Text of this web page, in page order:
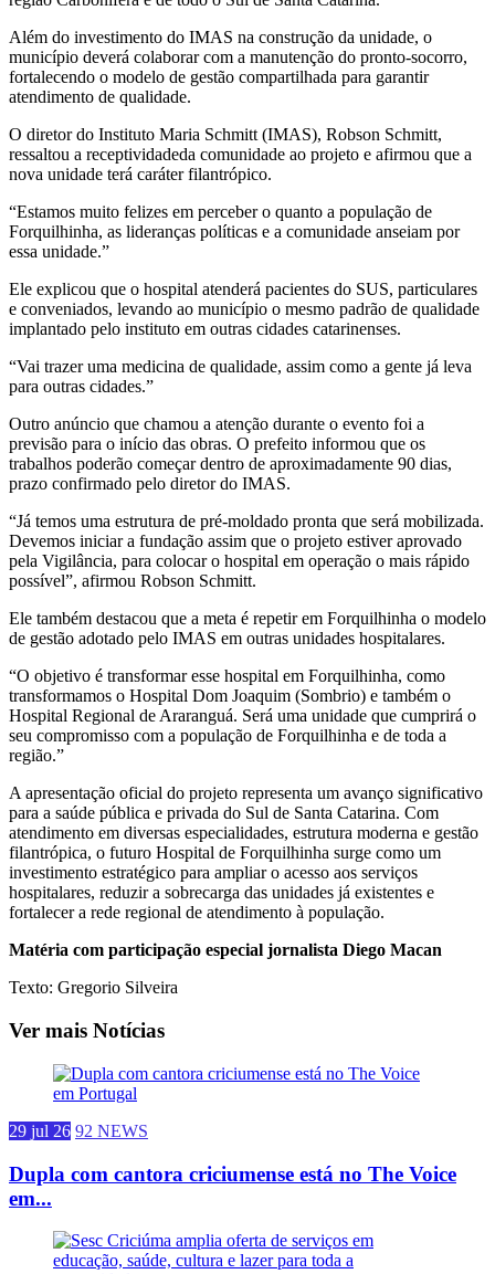
Além do investimento do IMAS na construção da unidade, o
município deverá colaborar com a manutenção do pronto-socorro,
fortalecendo o modelo de gestão compartilhada para garantir
atendimento de qualidade.
O diretor do Instituto Maria Schmitt (IMAS), Robson Schmitt,
ressaltou a receptividadeda comunidade ao projeto e afirmou que a
nova unidade terá caráter filantrópico.
“Estamos muito felizes em perceber o quanto a população de
Forquilhinha, as lideranças políticas e a comunidade anseiam por
essa unidade.”
Ele explicou que o hospital atenderá pacientes do SUS, particulares
e conveniados, levando ao município o mesmo padrão de qualidade
implantado pelo instituto em outras cidades catarinenses.
“Vai trazer uma medicina de qualidade, assim como a gente já leva
para outras cidades.”
Outro anúncio que chamou a atenção durante o evento foi a
previsão para o início das obras. O prefeito informou que os
trabalhos poderão começar dentro de aproximadamente 90 dias,
prazo confirmado pelo diretor do IMAS.
“Já temos uma estrutura de pré-moldado pronta que será mobilizada.
Devemos iniciar a fundação assim que o projeto estiver aprovado
pela Vigilância, para colocar o hospital em operação o mais rápido
possível”, afirmou Robson Schmitt.
Ele também destacou que a meta é repetir em Forquilhinha o modelo
de gestão adotado pelo IMAS em outras unidades hospitalares.
“O objetivo é transformar esse hospital em Forquilhinha, como
transformamos o Hospital Dom Joaquim (Sombrio) e também o
Hospital Regional de Araranguá. Será uma unidade que cumprirá o
seu compromisso com a população de Forquilhinha e de toda a
região.”
A apresentação oficial do projeto representa um avanço significativo
para a saúde pública e privada do Sul de Santa Catarina. Com
atendimento em diversas especialidades, estrutura moderna e gestão
filantrópica, o futuro Hospital de Forquilhinha surge como um
investimento estratégico para ampliar o acesso aos serviços
hospitalares, reduzir a sobrecarga das unidades já existentes e
fortalecer a rede regional de atendimento à população.
Matéria com participação especial jornalista Diego Macan
Texto: Gregorio Silveira
Ver mais Notícias
29 jul 26 92 NEWS
Dupla com cantora criciumense está no The Voice
em...